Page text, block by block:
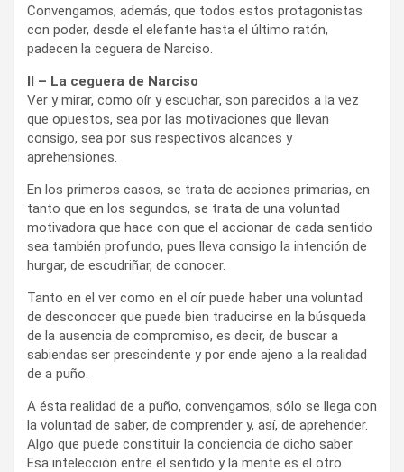
Convengamos, además, que todos estos protagonistas
con poder, desde el elefante hasta el último ratón,
padecen la ceguera de Narciso.
II – La ceguera de Narciso
Ver y mirar, como oír y escuchar, son parecidos a la vez
que opuestos, sea por las motivaciones que llevan
consigo, sea por sus respectivos alcances y
aprehensiones.
En los primeros casos, se trata de acciones primarias, en
tanto que en los segundos, se trata de una voluntad
motivadora que hace con que el accionar de cada sentido
sea también profundo, pues lleva consigo la intención de
hurgar, de escudriñar, de conocer.
Tanto en el ver como en el oír puede haber una voluntad
de desconocer que puede bien traducirse en la búsqueda
de la ausencia de compromiso, es decir, de buscar a
sabiendas ser prescindente y por ende ajeno a la realidad
de a puño.
A ésta realidad de a puño, convengamos, sólo se llega con
la voluntad de saber, de comprender y, así, de aprehender.
Algo que puede constituir la conciencia de dicho saber.
Esa intelección entre el sentido y la mente es el otro